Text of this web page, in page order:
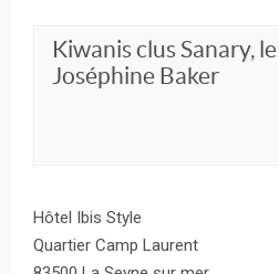
Kiwanis clus Sanary,
Joséphine Baker
Hôtel Ibis Style
Quartier Camp Laurent